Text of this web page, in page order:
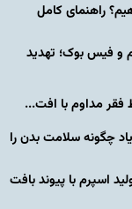
راهنمای کامل
و فیس بوک؛ تهدید
فقر مداوم با افت...
چگونه سلامت بدن را
اسپرم با پیوند بافت